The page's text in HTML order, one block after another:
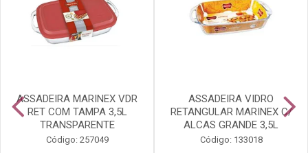
ASSADEIRA MARINEX VDR
RET COM TAMPA 3,5L
TRANSPARENTE
Código: 257049
ASSADEIRA VIDRO
RETANGULAR MARINEX C/
ALCAS GRANDE 3,5L
Código: 133018